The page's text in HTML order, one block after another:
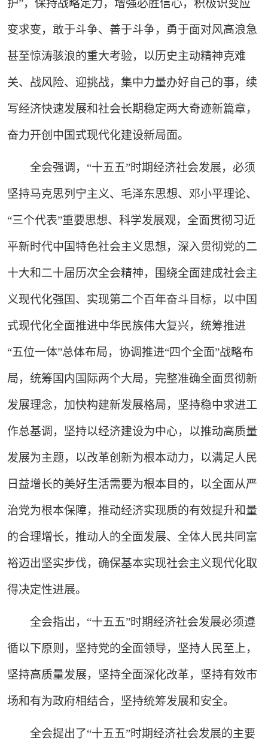
护”，保持战略定力，增强必胜信心，积极识变应
变求变，敢于斗争、善于斗争，勇于面对风高浪急
甚至惊涛骇浪的重大考验，以历史主动精神克难
关、战风险、迎挑战，集中力量办好自己的事，续
写经济快速发展和社会长期稳定两大奇迹新篇章，
奋力开创中国式现代化建设新局面。
全会强调，“十五五”时期经济社会发展，必须
坚持马克思列宁主义、毛泽东思想、邓小平理论、
“三个代表”重要思想、科学发展观，全面贯彻习近
平新时代中国特色社会主义思想，深入贯彻党的二
十大和二十届历次全会精神，围绕全面建成社会主
义现代化强国、实现第二个百年奋斗目标，以中国
式现代化全面推进中华民族伟大复兴，统筹推进
“五位一体”总体布局，协调推进“四个全面”战略布
局，统筹国内国际两个大局，完整准确全面贯彻新
发展理念，加快构建新发展格局，坚持稳中求进工
作总基调，坚持以经济建设为中心，以推动高质量
发展为主题，以改革创新为根本动力，以满足人民
日益增长的美好生活需要为根本目的，以全面从严
治党为根本保障，推动经济实现质的有效提升和量
的合理增长，推动人的全面发展、全体人民共同富
裕迈出坚实步伐，确保基本实现社会主义现代化取
得决定性进展。
全会指出，“十五五”时期经济社会发展必须遵
循以下原则，坚持党的全面领导，坚持人民至上，
坚持高质量发展，坚持全面深化改革，坚持有效市
场和有为政府相结合，坚持统筹发展和安全。
全会提出了“十五五”时期经济社会发展的主要